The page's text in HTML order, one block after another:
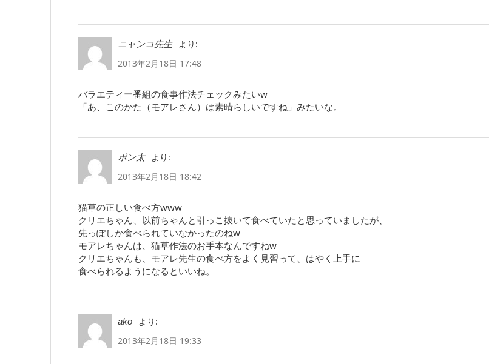
ニャンコ先生
より:
2013年2月18日 17:48
バラエティー番組の食事作法チェックみたいw
「あ、このかた（モアレさん）は素晴らしいですね」みたいな。
ポン太
より:
2013年2月18日 18:42
猫草の正しい食べ方www
クリエちゃん、以前ちゃんと引っこ抜いて食べていたと思っていましたが、
先っぽしか食べられていなかったのねw
モアレちゃんは、猫草作法のお手本なんですねw
クリエちゃんも、モアレ先生の食べ方をよく見習って、はやく上手に
食べられるようになるといいね。
ako
より:
2013年2月18日 19:33